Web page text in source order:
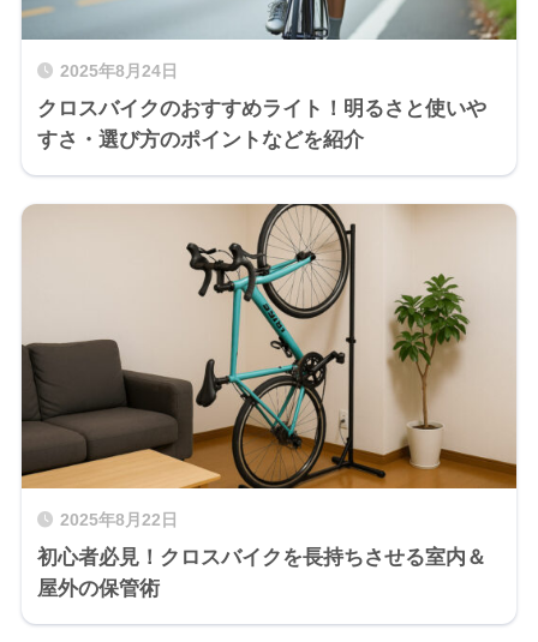
2025年8月24日
クロスバイクのおすすめライト！明るさと使いや
すさ・選び方のポイントなどを紹介
2025年8月22日
初心者必見！クロスバイクを長持ちさせる室内＆
屋外の保管術